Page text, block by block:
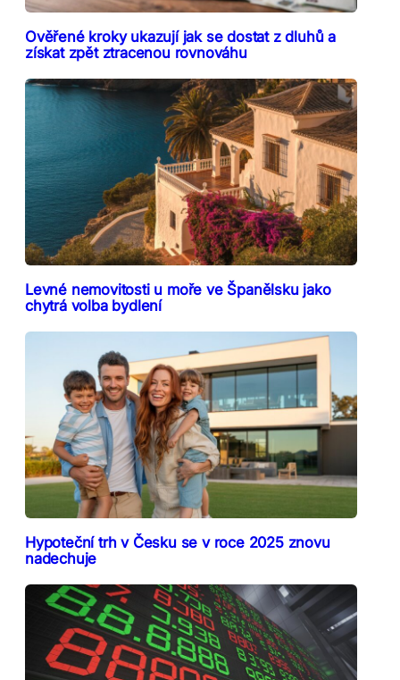
Ověřené kroky ukazují jak se dostat z dluhů a
získat zpět ztracenou rovnováhu
Levné nemovitosti u moře ve Španělsku jako
chytrá volba bydlení
Hypoteční trh v Česku se v roce 2025 znovu
nadechuje